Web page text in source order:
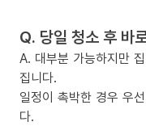
Q. 당일 청소 후 바
A. 대부분 가능하지만
집니다.
일정이 촉박한 경우 우
다.